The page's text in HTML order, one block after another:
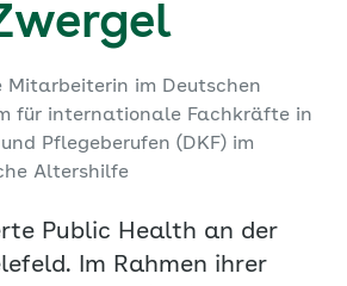
Mitarbeiterin im Deutschen
für internationale Fachkräfte in
Pflegeberufen (DKF) im
Altershilfe
Public Health an der
Im Rahmen ihrer